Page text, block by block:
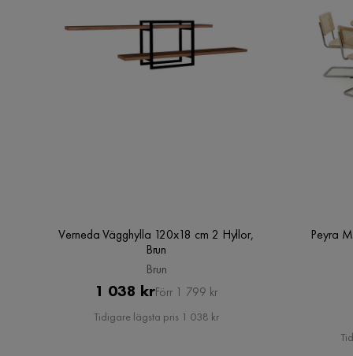
Verneda Vägghylla 120x18 cm 2 Hyllor,
Brun
Brun
Pris
1 038 krOriginal
Pris
Förr 1 799 kr
Tidigare lägsta pris 1 038 kr
Peyra